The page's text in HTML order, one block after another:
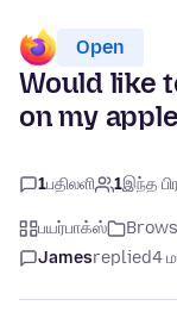
Open
Would like
on my
1பதிலளி 1இந்த
பயர்பாக்ஸ்
Jamesreplied4